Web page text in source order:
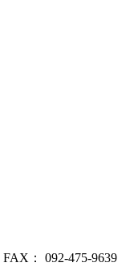
FAX： 092-475-9639